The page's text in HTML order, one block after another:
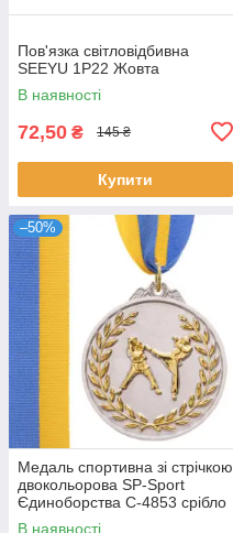
Пов'язка світловідбивна
SEEYU 1P22 Жовта
В наявності
72,50 ₴ 145 ₴
Купити
–50%
Медаль спортивна зі стрічкою
двокольорова SP-Sport
Єдиноборства C-4853 срібло
В наявності